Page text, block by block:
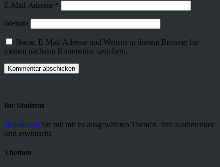
E-Mail-Adresse *
Website
Name, E-Mail-Adresse und Website in diesem Browser für
meinen nächsten Kommentar speichern.
Ihr Stadtrat
Diskutieren Sie mit mir zu ausgewählten Themen. Ihre Kommentare
sind erwünscht.
Themen